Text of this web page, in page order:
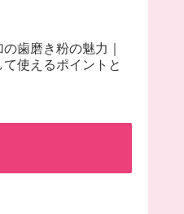
歯磨き粉の魅力｜
て使えるポイントと